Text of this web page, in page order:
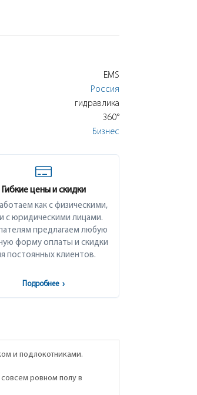
EMS
Россия
гидравлика
360°
Бизнес
Гибкие цены и скидки
как с физическими,
с юридическими лицами.
предлагаем любую
форму оплаты и скидки
постоянных клиентов.
Подробнее ›
и подлокотниками.
ровном полу в